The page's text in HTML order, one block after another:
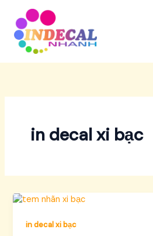
dung
in decal xi bạc
in decal xi bạc